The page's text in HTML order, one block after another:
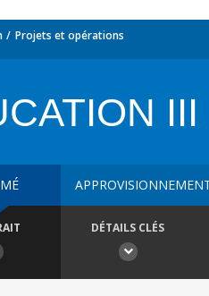
Projets et opérations
III
DÉTAILS CLÉS